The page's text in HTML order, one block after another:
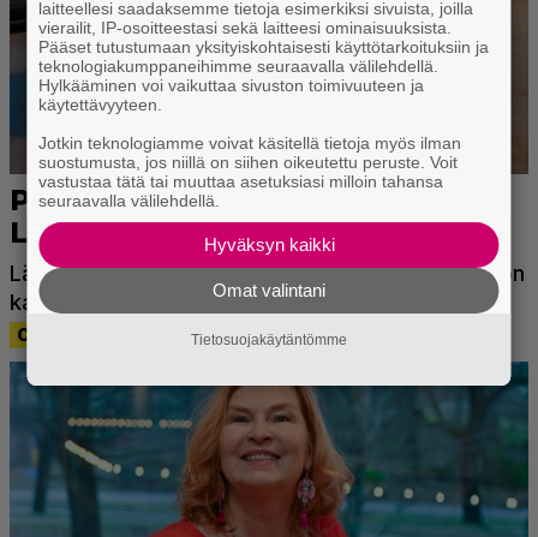
laitteellesi saadaksemme tietoja esimerkiksi sivuista, joilla
vierailit, IP-osoitteestasi sekä laitteesi ominaisuuksista.
Pääset tutustumaan yksityiskohtaisesti käyttötarkoituksiin ja
teknologiakumppaneihimme seuraavalla välilehdellä.
Hylkääminen voi vaikuttaa sivuston toimivuuteen ja
käytettävyyteen.
Jotkin teknologiamme voivat käsitellä tietoja myös ilman
suostumusta, jos niillä on siihen oikeutettu peruste. Voit
vastustaa tätä tai muuttaa asetuksiasi milloin tahansa
seuraavalla välilehdellä.
Hyväksyn kaikki
Omat valintani
Tietosuojakäytäntömme